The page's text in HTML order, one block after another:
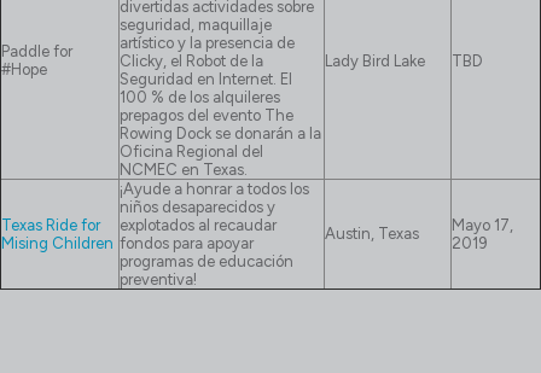
Paddle for
#Hope
divertidas actividades sobre
seguridad, maquillaje
artístico y la presencia de
Clicky, el Robot de la
Seguridad en Internet. El
100 % de los alquileres
prepagos del evento The
Rowing Dock se donarán a la
Oficina Regional del
NCMEC en Texas.
Lady Bird Lake TBD
Texas Ride for
Mising Children
¡Ayude a honrar a todos los
niños desaparecidos y
explotados al recaudar
fondos para apoyar
programas de educación
preventiva!
Austin, Texas
Mayo 17,
2019